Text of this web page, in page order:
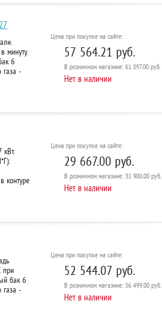
минуту.
6
газа -
Цена при покупке на сайте:
57 564.21 руб.
В розничном магазине: 61 897.00 руб.
Нет в наличии
кВт.
контуре
Цена при покупке на сайте:
29 667.00 руб.
В розничном магазине: 31 900.00 руб.
Нет в наличии
при
бак 6
газа -
Цена при покупке на сайте:
52 544.07 руб.
В розничном магазине: 56 499.00 руб.
Нет в наличии